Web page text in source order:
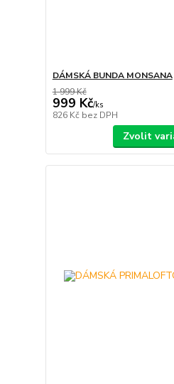
DÁMSKÁ BUNDA MONSANA
1 999 Kč
999 Kč/ks
826 Kč bez DPH
Zvolit